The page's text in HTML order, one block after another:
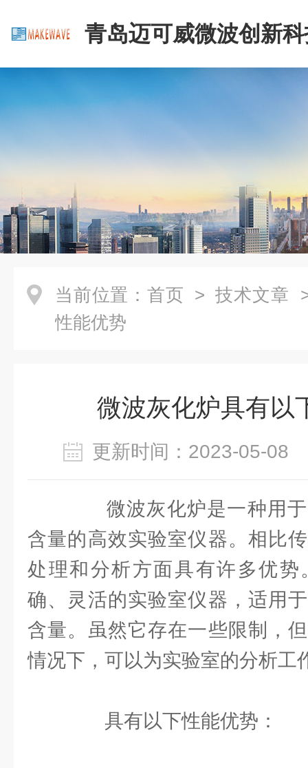
青岛迈可威微波创新
公司
当前位置： 首页 > 技术文章
性能优势
微波灰化炉具有以
更新时间：2023-05-
微波灰化炉是一种用于
含量的高效实验室仪器。相比
处理和分析方面具有许多优势
确、灵活的实验室仪器，适用
含量。虽然它存在一些限制，
情况下，可以为实验室的分析工
具有以下性能优势：